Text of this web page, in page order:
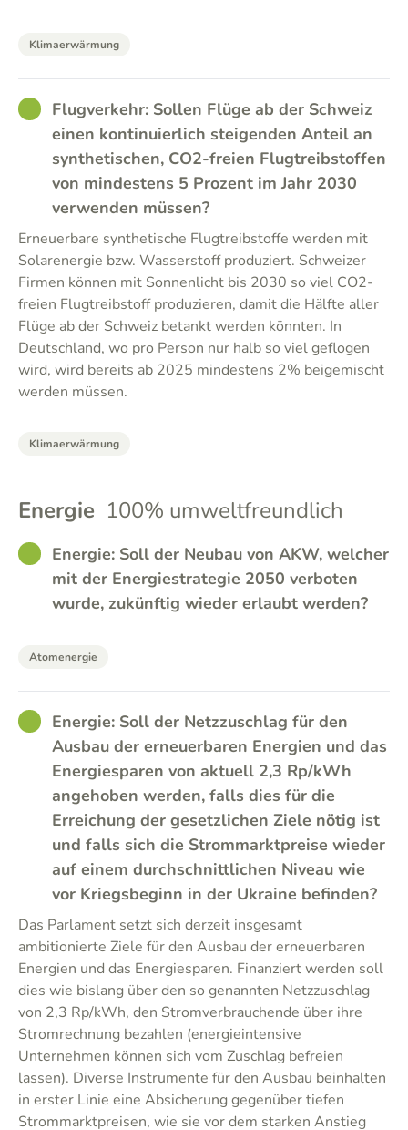
Klimaerwärmung
GOODFlugverkehr: Sollen Flüge ab der Schweiz
einen kontinuierlich steigenden Anteil an
synthetischen, CO2-freien Flugtreibstoffen
von mindestens 5 Prozent im Jahr 2030
verwenden müssen?
Erneuerbare synthetische Flugtreibstoffe werden mit
Solarenergie bzw. Wasserstoff produziert. Schweizer
Firmen können mit Sonnenlicht bis 2030 so viel CO2-
freien Flugtreibstoff produzieren, damit die Hälfte aller
Flüge ab der Schweiz betankt werden könnten. In
Deutschland, wo pro Person nur halb so viel geflogen
wird, wird bereits ab 2025 mindestens 2% beigemischt
werden müssen.
Klimaerwärmung
Energie 100% umweltfreundlich
GOODEnergie: Soll der Neubau von AKW, welcher
mit der Energiestrategie 2050 verboten
wurde, zukünftig wieder erlaubt werden?
Atomenergie
GOODEnergie: Soll der Netzzuschlag für den
Ausbau der erneuerbaren Energien und das
Energiesparen von aktuell 2,3 Rp/kWh
angehoben werden, falls dies für die
Erreichung der gesetzlichen Ziele nötig ist
und falls sich die Strommarktpreise wieder
auf einem durchschnittlichen Niveau wie
vor Kriegsbeginn in der Ukraine befinden?
Das Parlament setzt sich derzeit insgesamt
ambitionierte Ziele für den Ausbau der erneuerbaren
Energien und das Energiesparen. Finanziert werden soll
dies wie bislang über den so genannten Netzzuschlag
von 2,3 Rp/kWh, den Stromverbrauchende über ihre
Stromrechnung bezahlen (energieintensive
Unternehmen können sich vom Zuschlag befreien
lassen). Diverse Instrumente für den Ausbau beinhalten
in erster Linie eine Absicherung gegenüber tiefen
Strommarktpreisen, wie sie vor dem starken Anstieg